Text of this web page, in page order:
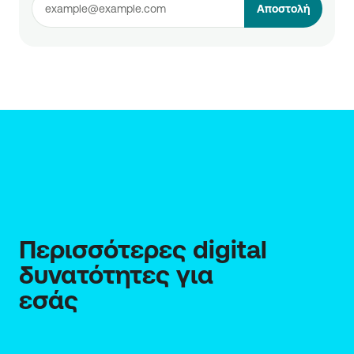
H διάθεση των ασφαλιστικών προγραμμάτων
Επιμελητηρίου Αθηνών με αριθμό 1028 ως
Αποστολή
Περισσότερες digital
δυνατότητες για
εσάς